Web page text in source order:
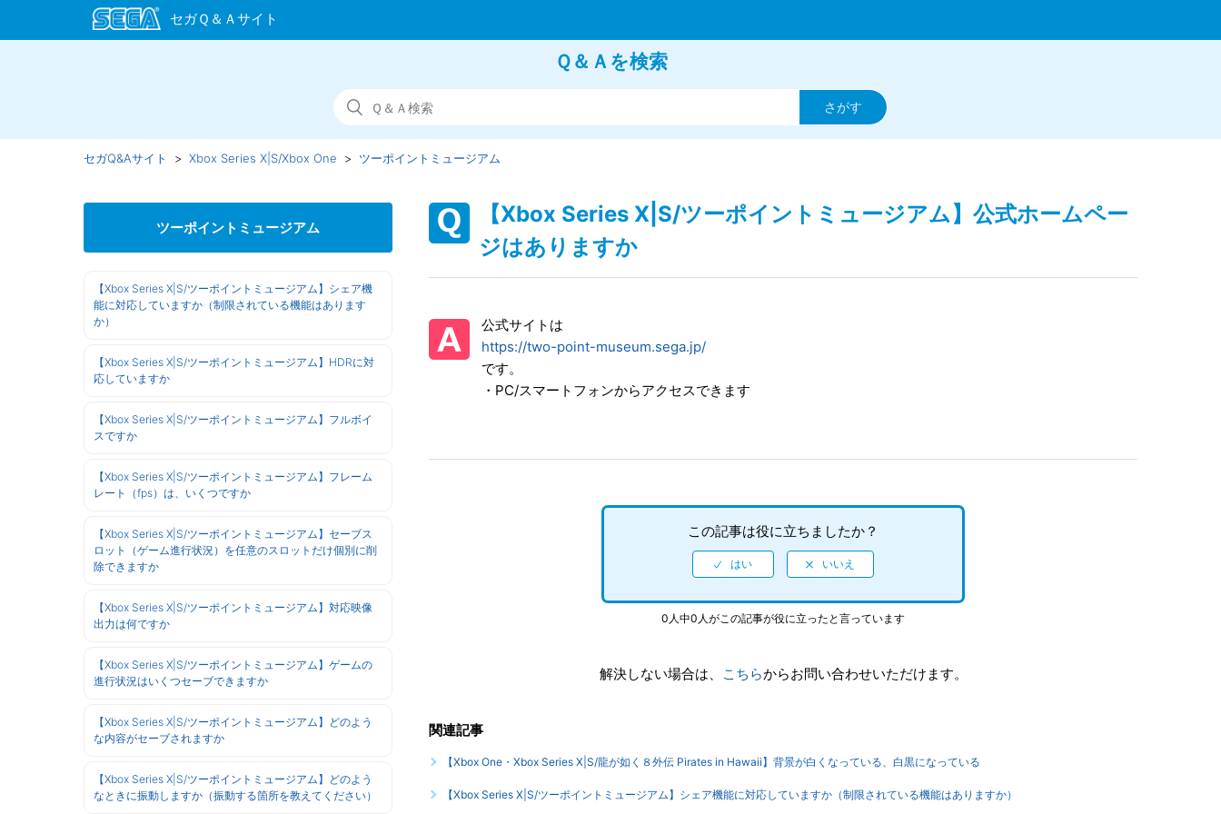
Ｑ＆Ａを検索
セガQ&Aサイト Xbox Series X|S/Xbox One ツーポイントミュージアム
ツーポイントミュージアム
【Xbox Series X|S/ツーポイントミュージアム】シェア機
能に対応していますか（制限されている機能はあります
か）
【Xbox Series X|S/ツーポイントミュージアム】HDRに対
応していますか
【Xbox Series X|S/ツーポイントミュージアム】フルボイ
スですか
【Xbox Series X|S/ツーポイントミュージアム】フレーム
レート（fps）は、いくつですか
【Xbox Series X|S/ツーポイントミュージアム】セーブス
ロット（ゲーム進行状況）を任意のスロットだけ個別に削
除できますか
【Xbox Series X|S/ツーポイントミュージアム】対応映像
出力は何ですか
【Xbox Series X|S/ツーポイントミュージアム】ゲームの
進行状況はいくつセーブできますか
【Xbox Series X|S/ツーポイントミュージアム】どのよう
な内容がセーブされますか
【Xbox Series X|S/ツーポイントミュージアム】どのよう
なときに振動しますか（振動する箇所を教えてください）
【Xbox Series X|S/ツーポイントミュージアム】公式ホームペー
ジはありますか
公式サイトは
https://two-point-museum.sega.jp/
です。
・PC/スマートフォンからアクセスできます
この記事は役に立ちましたか？
0人中0人がこの記事が役に立ったと言っています
解決しない場合は、 こちらからお問い合わせいただけます。
関連記事
【Xbox One・Xbox Series X|S/龍が如く８外伝 Pirates in Hawaii】背景が白くなっている、白黒になっている
【Xbox Series X|S/ツーポイントミュージアム】シェア機能に対応していますか（制限されている機能はありますか）